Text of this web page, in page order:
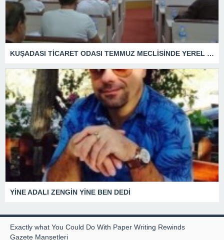
KUŞADASI TİCARET ODASI TEMMUZ MECLİSİNDE YEREL İŞLETMELERE ANLAMLI DESTEK
YİNE ADALI ZENGİN YİNE BEN DEDİ
Exactly what You Could Do With Paper Writing Rewinds
Gazete Manşetleri